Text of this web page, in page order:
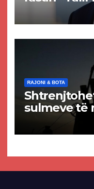
akuzat për
paligjshëm
RAJONI & BOTA
sulmeve të